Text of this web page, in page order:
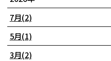
7月(2)
5月(1)
3月(2)